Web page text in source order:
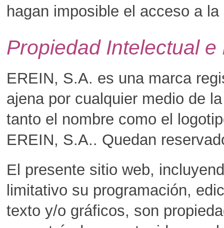
hagan imposible el acceso a
Propiedad Intelectual e
EREIN, S.A. es una marca
ajena por cualquier medio de
tanto el nombre como el
EREIN, S.A.. Quedan
El presente sitio web,
limitativo su programación,
texto y/o gráficos, son